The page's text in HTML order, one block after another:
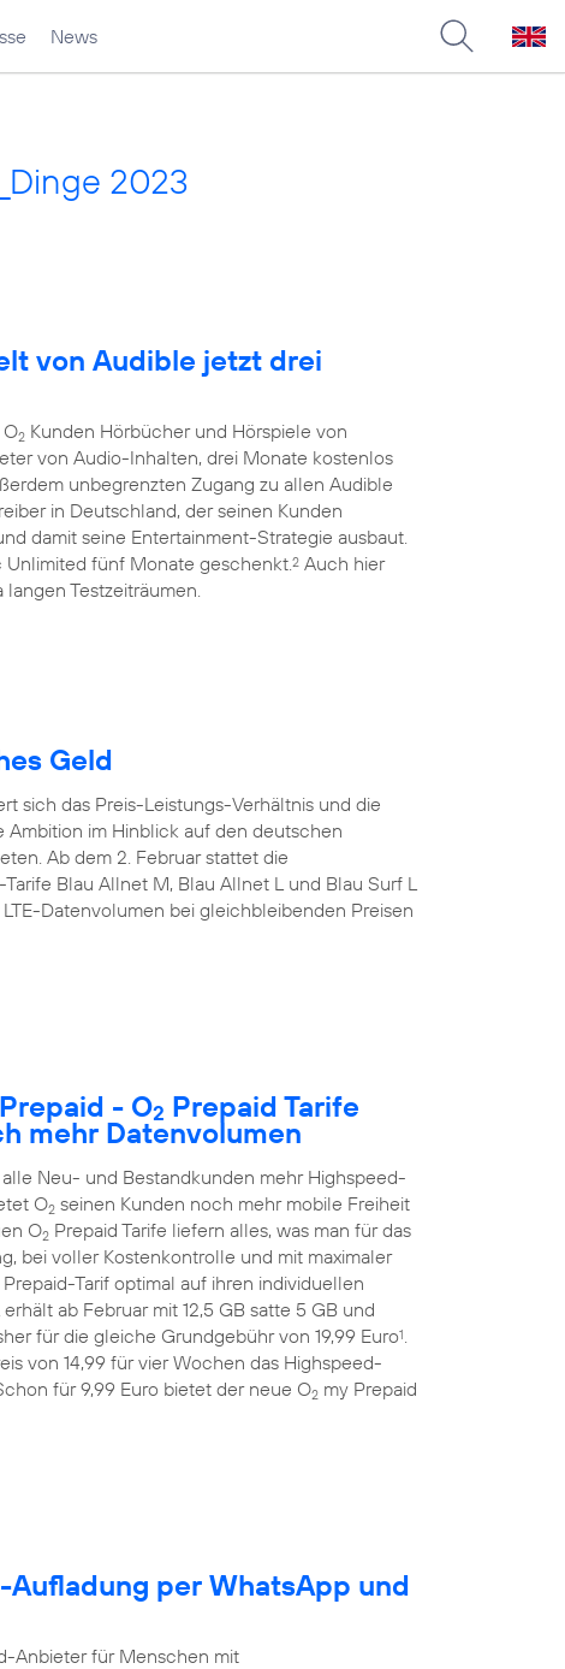
News
2023
von Audible jetzt drei
2 Kunden Hörbücher und Hörspiele von
von Audio-Inhalten, drei Monate kostenlos
unbegrenzten Zugang zu allen Audible
in Deutschland, der seinen Kunden
damit seine Entertainment-Strategie ausbaut.
Unlimited fünf Monate geschenkt.2 Auch hier
Testzeiträumen.
Geld
sich das Preis-Leistungs-Verhältnis und die
im Hinblick auf den deutschen
Ab dem 2. Februar stattet die
Blau Allnet M, Blau Allnet L und Blau Surf L
Datenvolumen bei gleichbleibenden Preisen
Prepaid - O2 Prepaid Tarife
mehr Datenvolumen
Neu- und Bestandkunden mehr Highspeed-
O2 seinen Kunden noch mehr mobile Freiheit
O2 Prepaid Tarife liefern alles, was man für das
bei voller Kostenkontrolle und mit maximaler
Tarif optimal auf ihren individuellen
ab Februar mit 12,5 GB satte 5 GB und
für die gleiche Grundgebühr von 19,99 Euro1.
von 14,99 für vier Wochen das Highspeed-
für 9,99 Euro bietet der neue O2 my Prepaid
per WhatsApp und
Anbieter für Menschen mit